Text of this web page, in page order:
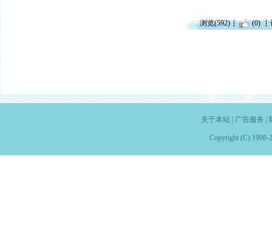
浏览(592) (0)
关于本站| 广告服务
Copyright (C) 1998-